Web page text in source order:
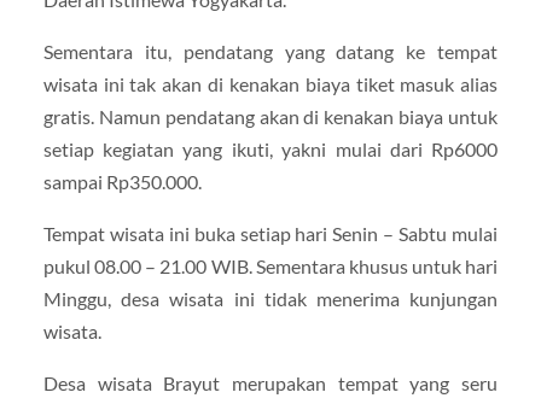
Sementara itu, pendatang yang datang ke tempat
wisata ini tak akan di kenakan biaya tiket masuk alias
gratis. Namun pendatang akan di kenakan biaya untuk
setiap kegiatan yang ikuti, yakni mulai dari Rp6000
sampai Rp350.000.
Tempat wisata ini buka setiap hari Senin – Sabtu mulai
pukul 08.00 – 21.00 WIB. Sementara khusus untuk hari
Minggu, desa wisata ini tidak menerima kunjungan
wisata.
Desa wisata Brayut merupakan tempat yang seru